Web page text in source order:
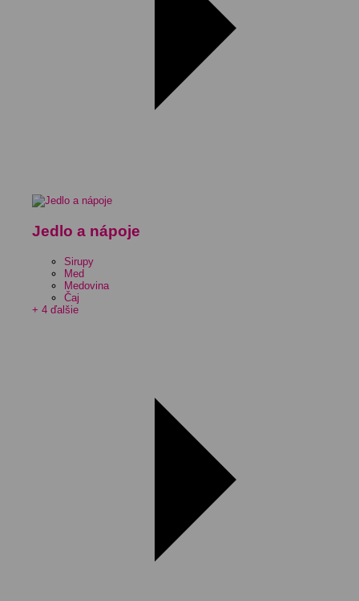
Jedlo a nápoje
Sirupy
Med
Medovina
Čaj
+ 4 ďalšie